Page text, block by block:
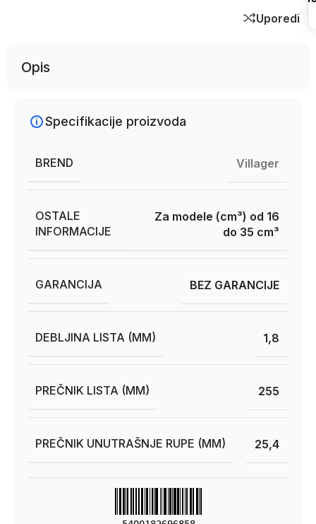
Uporedi
Opis
Specifikacije proizvoda
BREND Villager
OSTALE
INFORMACIJE
Za modele (cm³) od 16
do 35 cm³
GARANCIJA BEZ GARANCIJE
DEBLJINA LISTA (MM) 1,8
PREČNIK LISTA (MM) 255
PREČNIK UNUTRAŠNJE RUPE (MM) 25,4